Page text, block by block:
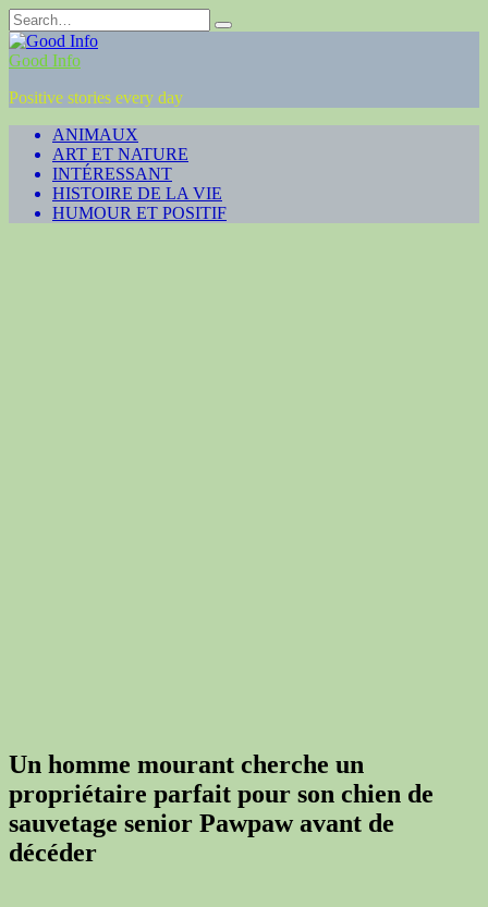
Skip
to
content
Search
for:
Good Info
Positive stories every day
ANIMAUX
ART ET NATURE
INTÉRESSANT
HISTOIRE DE LA VIE
HUMOUR ET POSITIF
Un homme mourant cherche un
propriétaire parfait pour son chien de
sauvetage senior Pawpaw avant de
décéder